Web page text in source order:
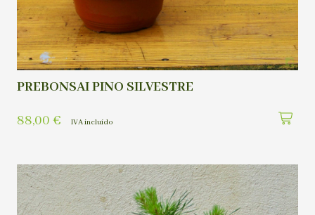
PREBONSAI PINO SILVESTRE
88,00 € IVA incluído